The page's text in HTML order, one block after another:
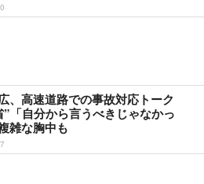
、高速道路での事故対応トーク
”「自分から言うべきじゃなかっ
雑な胸中も